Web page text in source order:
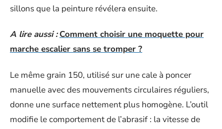
sillons que la peinture révélera ensuite.
A lire aussi : Comment choisir une moquette pour
marche escalier sans se tromper ?
Le même grain 150, utilisé sur une cale à poncer
manuelle avec des mouvements circulaires réguliers,
donne une surface nettement plus homogène. L’outil
modifie le comportement de l’abrasif : la vitesse de